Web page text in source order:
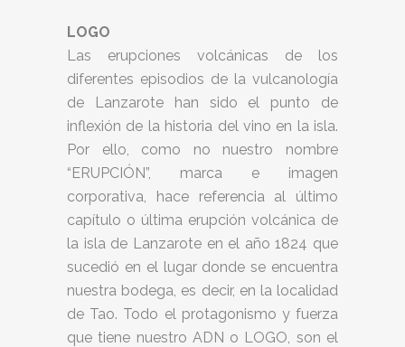
LOGO
Las erupciones volcánicas de los
diferentes episodios de la vulcanología
de Lanzarote han sido el punto de
inflexión de la historia del vino en la isla.
Por ello, como no nuestro nombre
“ERUPCIÓN”, marca e imagen
corporativa, hace referencia al último
capítulo o última erupción volcánica de
la isla de Lanzarote en el año 1824 que
sucedió en el lugar donde se encuentra
nuestra bodega, es decir, en la localidad
de Tao. Todo el protagonismo y fuerza
que tiene nuestro ADN o LOGO, son el